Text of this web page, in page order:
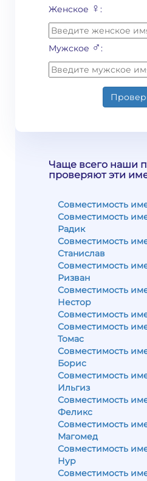
Женское ♀ :
Мужское ♂:
Чаще всего наши
проверяют эти
Совместимость
Совместимость
Радик
Совместимость
Станислав
Совместимость
Ризван
Совместимость
Нестор
Совместимость
Совместимость
Томас
Совместимость
Борис
Совместимость
Ильгиз
Совместимость
Феликс
Совместимость
Магомед
Совместимость
Нур
Совместимость